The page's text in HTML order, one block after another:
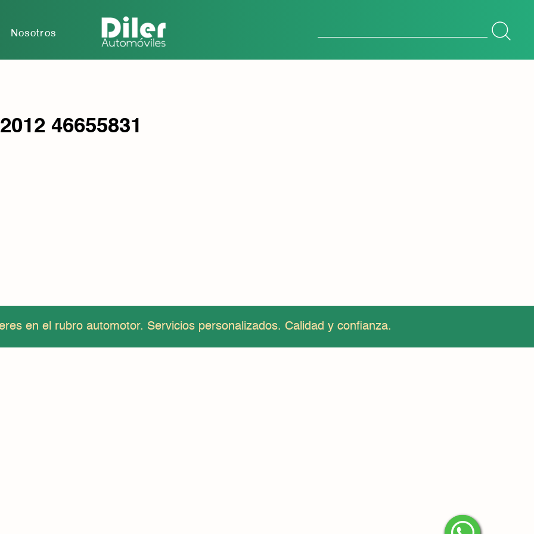
Nosotros
46655831
en el rubro automotor. Servicios personalizados. Calidad y confianza.